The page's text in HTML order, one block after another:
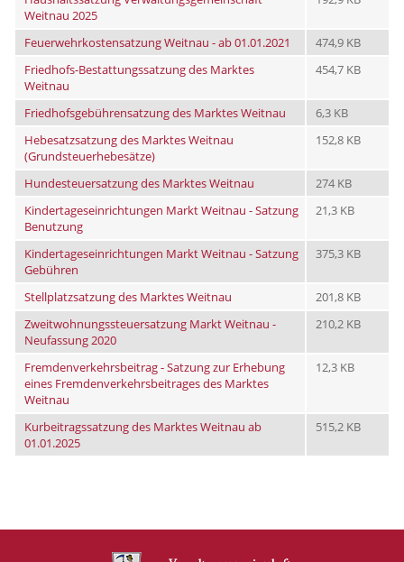
Weitnau 2025
Feuerwehrkostensatzung Weitnau - ab 01.01.2021
474,9 KB
Friedhofs-Bestattungssatzung des Marktes
Weitnau
454,7 KB
Friedhofsgebührensatzung des Marktes Weitnau
6,3 KB
Hebesatzsatzung des Marktes Weitnau
(Grundsteuerhebesätze)
152,8 KB
Hundesteuersatzung des Marktes Weitnau
274 KB
Kindertageseinrichtungen Markt Weitnau - Satzung
Benutzung
21,3 KB
Kindertageseinrichtungen Markt Weitnau - Satzung
Gebühren
375,3 KB
Stellplatzsatzung des Marktes Weitnau
201,8 KB
Zweitwohnungssteuersatzung Markt Weitnau -
Neufassung 2020
210,2 KB
Fremdenverkehrsbeitrag - Satzung zur Erhebung
eines Fremdenverkehrsbeitrages des Marktes
Weitnau
12,3 KB
Kurbeitragssatzung des Marktes Weitnau ab
01.01.2025
515,2 KB